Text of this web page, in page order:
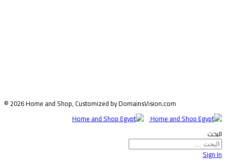
© 2026 Home and Shop, Customized by DomainsVision.com
Sign